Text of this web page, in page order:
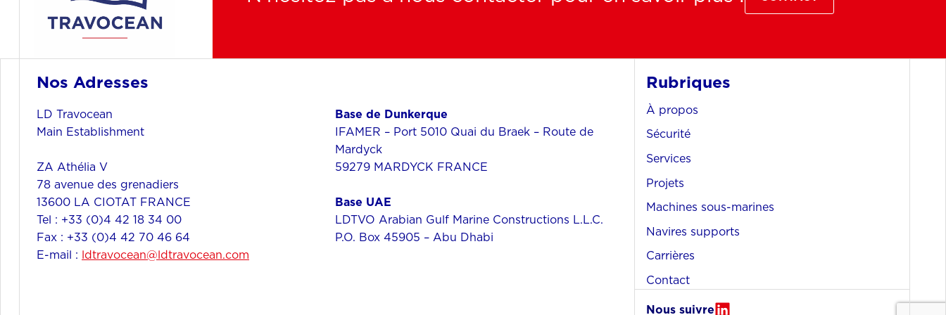
Nos Adresses
LD Travocean
Main Establishment
ZA Athélia V
78 avenue des grenadiers
13600 LA CIOTAT FRANCE
Tel : +33 (0)4 42 18 34 00
Fax : +33 (0)4 42 70 46 64
E-mail : ldtravocean@ldtravocean.com
Base de Dunkerque
IFAMER – Port 5010 Quai du Braek – Route de
Mardyck
59279 MARDYCK FRANCE
Base UAE
LDTVO Arabian Gulf Marine Constructions L.L.C.
P.O. Box 45905 – Abu Dhabi
Rubriques
À propos
Sécurité
Services
Projets
Machines sous-marines
Navires supports
Carrières
Contact
Nous suivre